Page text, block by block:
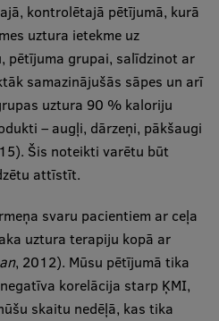
kontrolētajā pētījumā, kurā
uztura ietekme uz
pētījuma grupai, salīdzinot ar
samazinājušās sāpes un arī
uztura 90 % kaloriju
– augļi, dārzeņi, pākšaugi
Šis noteikti varētu būt
attīstīt.
svaru pacientiem ar ceļa
uztura terapiju kopā ar
, 2012). Mūsu pētījumā tika
korelācija starp ĶMI,
skaitu nedēļā, kas tika